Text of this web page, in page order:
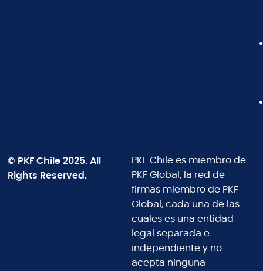
© PKF Chile 2025. All
Rights Reserved.
PKF Chile es miembro de
PKF Global, la red de
firmas miembro de PKF
Global, cada una de las
cuales es una entidad
legal separada e
independiente y no
acepta ninguna